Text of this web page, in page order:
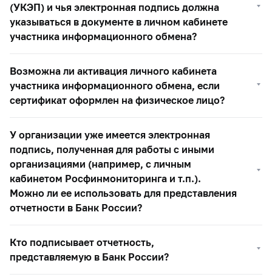
(УКЭП) и чья электронная подпись должна
указываться в документе в личном кабинете
участника информационного обмена?
Возможна ли активация личного кабинета
участника информационного обмена, если
сертификат оформлен на физическое лицо?
У организации уже имеется электронная
подпись, полученная для работы с иными
организациями (например, с личным
кабинетом Росфинмониторинга и т.п.).
Можно ли ее использовать для представления
отчетности в Банк России?
Кто подписывает отчетность,
представляемую в Банк России?